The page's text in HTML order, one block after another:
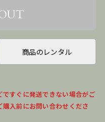
商品のレンタル
すぐに発送できない場合がご
入前にお問い合わせくださ